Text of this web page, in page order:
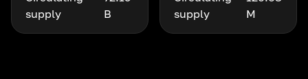
supply
B
supply
M